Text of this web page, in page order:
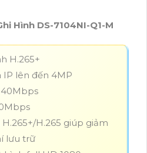
Hình DS-7104NI-Q1-M
H.265+
IP lên đến 4MP
H.265 giúp giảm
lưu trữ